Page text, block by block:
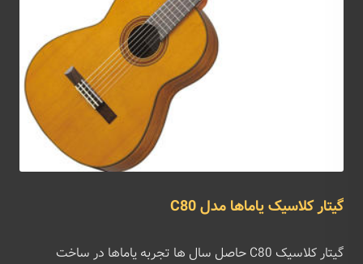
گیتار کلاسیک یاماها مدل C80
گیتار کلاسیک C80 حاصل سال ها تجربه یاماها در ساخت